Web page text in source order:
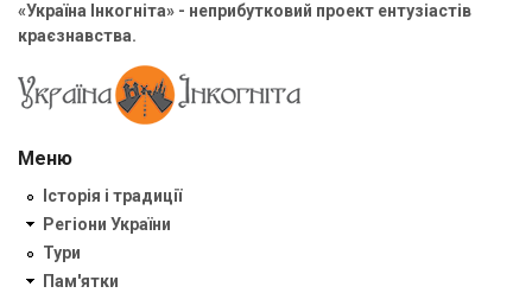
«Україна Інкогніта» - неприбутковий проект ентузіастів
краєзнавства.
Меню
Історія і традиції
Регіони України
Тури
Пам'ятки